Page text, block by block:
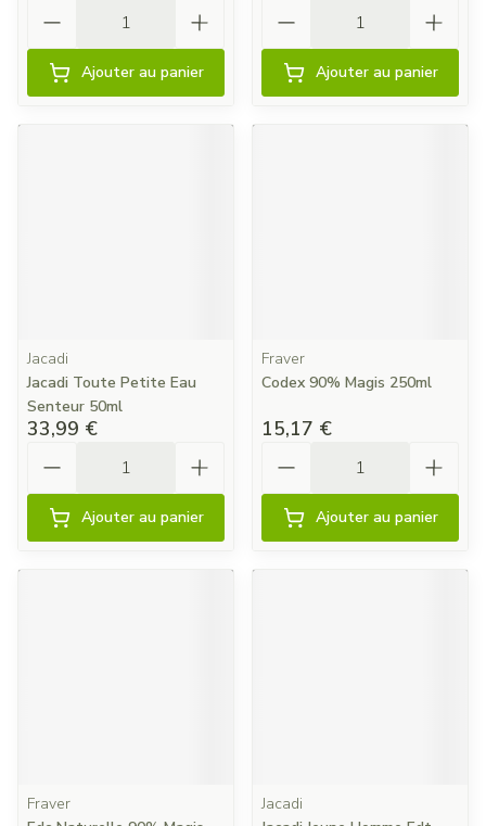
Ajouter au panier Ajouter au panier
Jacadi
Jacadi Toute Petite Eau
Senteur 50ml
33,99 €
Ajouter au panier
Fraver
Codex 90% Magis 250ml
15,17 €
Ajouter au panier
Fraver
Jacadi